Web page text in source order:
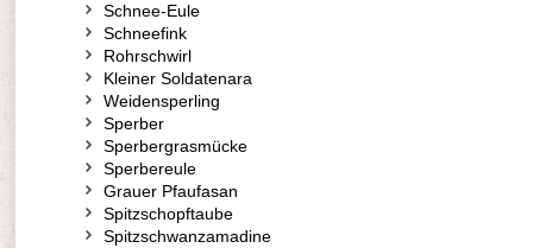
Schnee-Eule
Schneefink
Rohrschwirl
Kleiner Soldatenara
Weidensperling
Sperber
Sperbergrasmücke
Sperbereule
Grauer Pfaufasan
Spitzschopftaube
Spitzschwanzamadine